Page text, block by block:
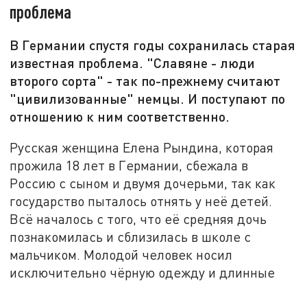
проблема
В Германии спустя годы сохранилась старая
известная проблема. "Славяне - люди
второго сорта" - так по-прежнему считают
"цивилизованные" немцы. И поступают по
отношению к ним соответственно.
Русская женщина Елена Рындина, которая
прожила 18 лет в Германии, сбежала в
Россию с сыном и двумя дочерьми, так как
государство пыталось отнять у неё детей.
Всё началось с того, что её средняя дочь
познакомилась и сблизилась в школе с
мальчиком. Молодой человек носил
исключительно чёрную одежду и длинные